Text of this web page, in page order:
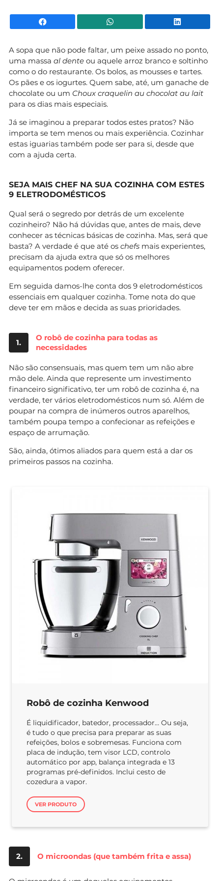
Facebook WhatsApp
A sopa que não pode faltar, um peixe assado no ponto,
uma massa al dente ou aquele arroz branco e soltinho
como o do restaurante. Os bolos, as mousses e tartes.
Os pães e os iogurtes. Quem sabe, até, um ganache de
chocolate ou um Choux craquelin au chocolat au lait
para os dias mais especiais.
Já se imaginou a preparar todos estes pratos? Não
importa se tem menos ou mais experiência. Cozinhar
estas iguarias também pode ser para si, desde que
com a ajuda certa.
SEJA MAIS CHEF NA SUA COZINHA COM ESTES
9 ELETRODOMÉSTICOS
Qual será o segredo por detrás de um excelente
cozinheiro? Não há dúvidas que, antes de mais, deve
conhecer as técnicas básicas de cozinha. Mas, será que
basta? A verdade é que até os chefs mais experientes,
precisam da ajuda extra que só os melhores
equipamentos podem oferecer.
Em seguida damos-lhe conta dos 9 eletrodomésticos
essenciais em qualquer cozinha. Tome nota do que
deve ter em mãos e decida as suas prioridades.
1.
O robô de cozinha para todas as
necessidades
Não são consensuais, mas quem tem um não abre
mão dele. Ainda que represente um investimento
financeiro significativo, ter um robô de cozinha é, na
verdade, ter vários eletrodomésticos num só. Além de
poupar na compra de inúmeros outros aparelhos,
também poupa tempo a confecionar as refeições e
espaço de arrumação.
São, ainda, ótimos aliados para quem está a dar os
primeiros passos na cozinha.
Robô de cozinha Kenwood
É liquidificador, batedor, processador… Ou seja,
é tudo o que precisa para preparar as suas
refeições, bolos e sobremesas. Funciona com
placa de indução, tem visor LCD, controlo
automático por app, balança integrada e 13
programas pré-definidos. Inclui cesto de
cozedura a vapor.
VER PRODUTO
2. O microondas (que também frita e assa)